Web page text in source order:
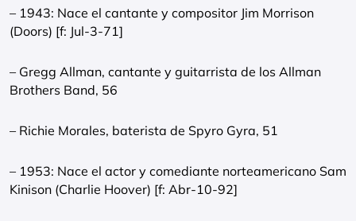
– 1943: Nace el cantante y compositor Jim Morrison
(Doors) [f: Jul-3-71]
– Gregg Allman, cantante y guitarrista de los Allman
Brothers Band, 56
– Richie Morales, baterista de Spyro Gyra, 51
– 1953: Nace el actor y comediante norteamericano Sam
Kinison (Charlie Hoover) [f: Abr-10-92]